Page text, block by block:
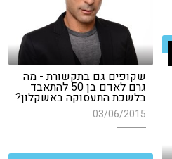
שקופים גם בתקשורת - מה
גרם לאדם בן 50 להתאבד
בלשכת התעסוקה באשקלון?
03/06/2015